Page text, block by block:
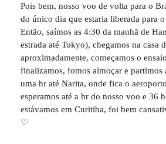
Pois bem, nosso voo de volta para o
do único dia que estaria liberada para o
Então, saímos as 4:30 da manhã de
estrada até Tokyo), chegamos na casa
aproximadamente, começamos o
finalizamos, fomos almoçar e partimos
uma hr até Narita, onde fica o
esperamos até a hr do nosso voo e 36
estávamos em Curitiba, foi bem
♡